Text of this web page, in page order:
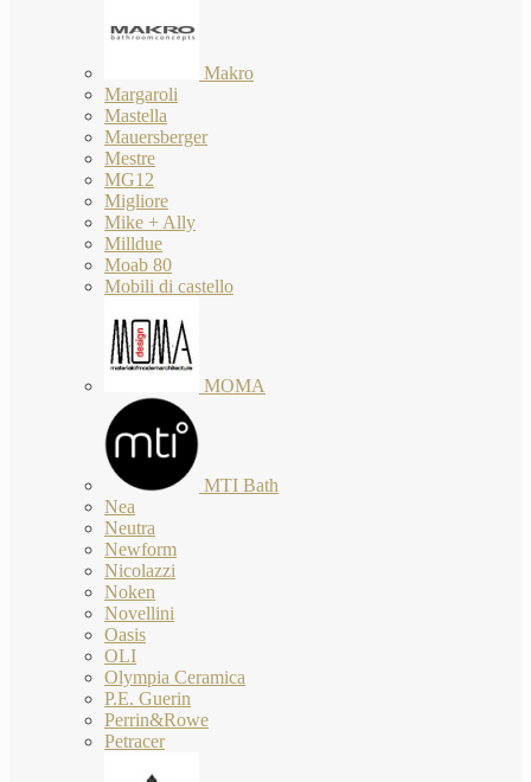
Makro
Margaroli
Mastella
Mauersberger
Mestre
MG12
Migliore
Mike + Ally
Milldue
Moab 80
Mobili di castello
MOMA
MTI Bath
Nea
Neutra
Newform
Nicolazzi
Noken
Novellini
Oasis
OLI
Olympia Ceramica
P.E. Guerin
Perrin&Rowe
Petracer